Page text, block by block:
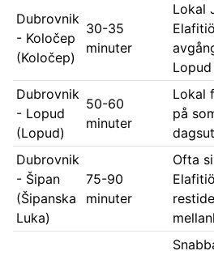
Dubrovnik
- Koločep
(Koločep)
30-35
minuter
Lokal
Dubrovnik
- Lopud
(Lopud)
50-60
minuter
Lokal
på
Dubrovnik
- Šipan
(Šipanska
Luka)
75-90
minuter
Ofta